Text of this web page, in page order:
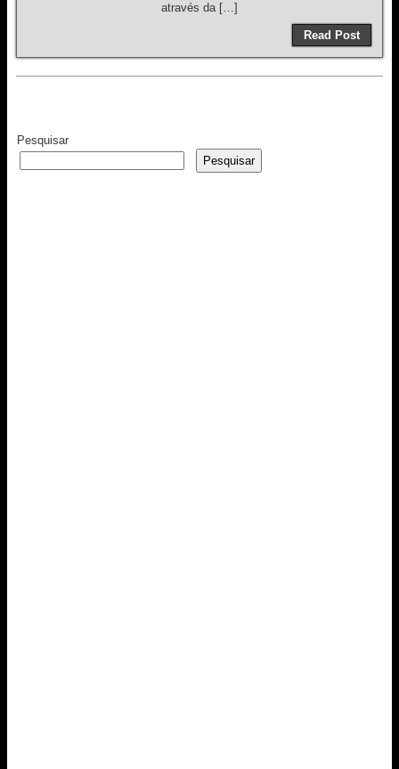
através da […]
Read Post
Pesquisar
Pesquisar